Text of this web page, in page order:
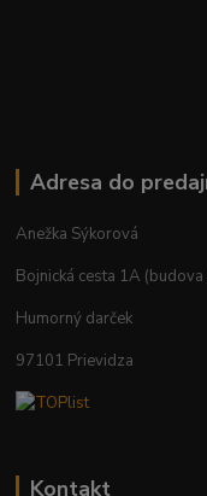
Adresa do
Anežka Sýkorová
Bojnická cesta 1A (budova
Humorný darček
97101 Prievidza
Kontakt